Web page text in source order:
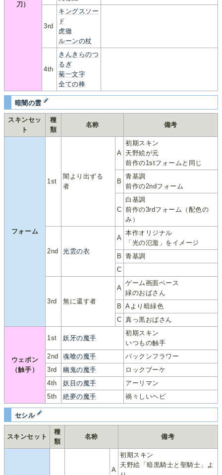
刀）
3rd
キングスソー
ド
虎徹
ルーンの杖
4th
きんきらのつ
るぎ
菊一文字
全ての棒
暗闇の雲
スキンセッ
ト
種
類
名称 備考
フォーム
1st
闇より出ずる
者
A
初期スキン
天野絵が元
前作の1stフォームと同じ
B
青基調
前作の2ndフォーム
C
白基調
前作の3rdフォーム（配色の
み）
2nd 光雲の衣
A
本作オリジナル
「光の氾濫」をイメージ
B 青基調
C
3rd 無に還す者
A
ゲーム画面ベース
緑のおばさん
B Aより暗緑色
C 真っ黒おばさん
ウェポン
（触手）
1st 妖牙の魔手
初期スキン
いつもの触手
2nd
魂喰の魔手
パックンフラワー
3rd
幽鬼の魔手
ロックブーケ
4th
妖目の魔手
アーリマン
5th
絶夢の魔手 禍々しいヘビ
セシル
スキンセット
種
類
名称 備考
A
初期スキン
天野絵「暗黒騎士と聖騎士」よ